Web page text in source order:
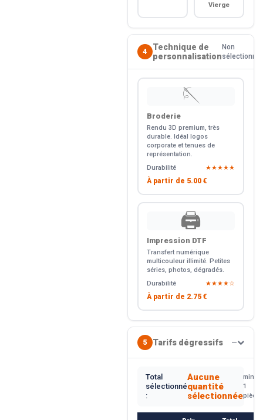
Vierge
4
Technique de
personnalisation
Non
sélectionné
🪡
Broderie
Rendu 3D premium, très
durable. Idéal logos
corporate et tenues de
représentation.
Durabilité
★★★★★
À partir de 5.00 €
🖨️
Impression DTF
Transfert numérique
multicouleur illimité. Petites
séries, photos, dégradés.
Durabilité
★★★★☆
À partir de 2.75 €
5 Tarifs dégressifs —
Total
sélectionné
:
Aucune
quantité
sélectionnée
min.
1
pièce